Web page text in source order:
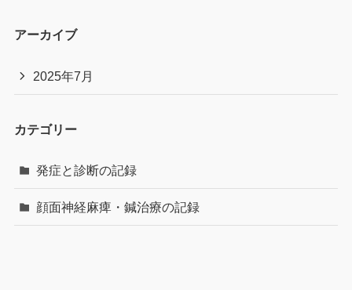
アーカイブ
2025年7月
カテゴリー
発症と診断の記録
顔面神経麻痺・鍼治療の記録